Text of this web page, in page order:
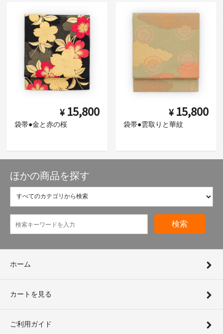
¥ 15,800
袋帯●金と赤の桜
¥ 15,800
袋帯●雲取りと華紋
ほかの商品を探す
検索
ホーム
カートを見る
ご利用ガイド